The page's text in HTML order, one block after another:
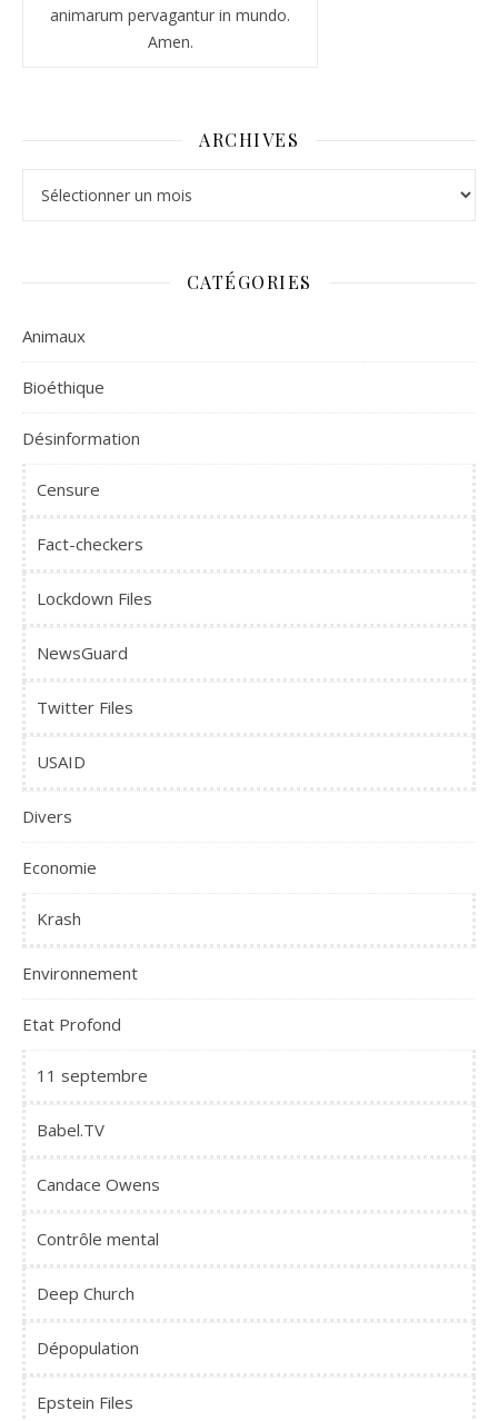
animarum pervagantur in mundo.
Amen.
ARCHIVES
CATÉGORIES
Animaux
Bioéthique
Désinformation
Censure
Fact-checkers
Lockdown Files
NewsGuard
Twitter Files
USAID
Divers
Economie
Krash
Environnement
Etat Profond
11 septembre
Babel.TV
Candace Owens
Contrôle mental
Deep Church
Dépopulation
Epstein Files